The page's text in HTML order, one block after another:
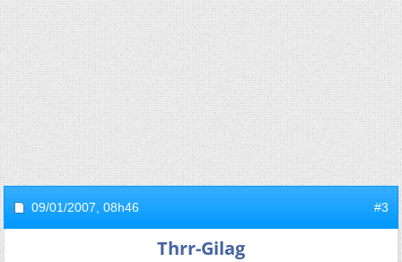
09/01/2007, 08h46 #3
Thrr-Gilag